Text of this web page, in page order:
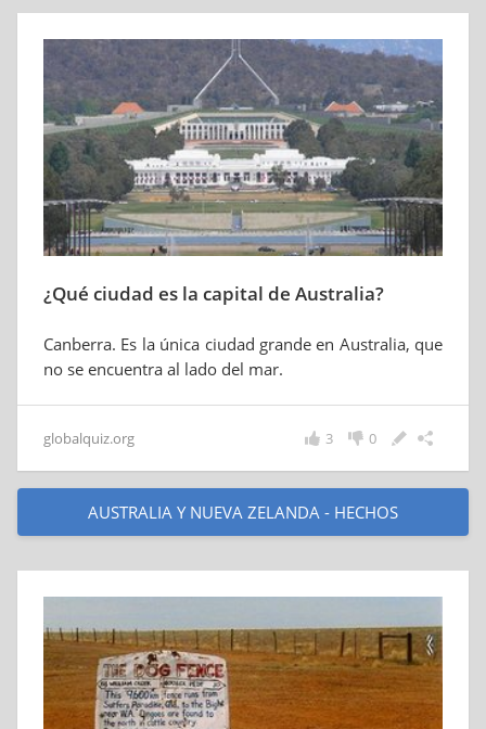
¿Qué ciudad es la capital de Australia?
Canberra. Es la única ciudad grande en Australia, que
no se encuentra al lado del mar.
globalquiz.org 0
3
AUSTRALIA Y NUEVA ZELANDA - HECHOS